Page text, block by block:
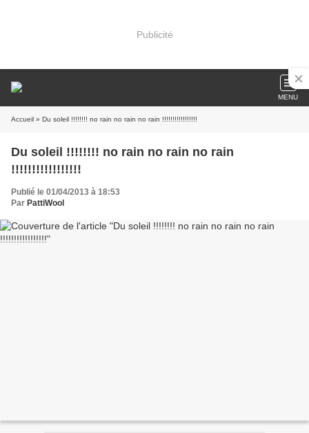
Publicité
MENU
Accueil » Du soleil !!!!!!!! no rain no rain no rain !!!!!!!!!!!!!!!!!
Du soleil !!!!!!!! no rain no rain no rain
!!!!!!!!!!!!!!!!!
Publié le 01/04/2013 à 18:53
Par PattiWool